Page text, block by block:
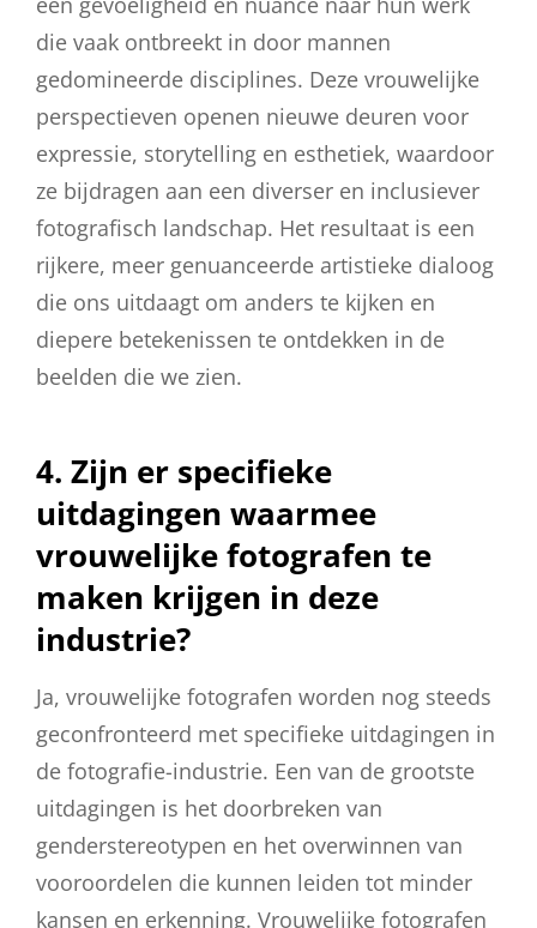
die vaak ontbreekt in door mannen
gedomineerde disciplines. Deze vrouwelijke
perspectieven openen nieuwe deuren voor
expressie, storytelling en esthetiek, waardoor
ze bijdragen aan een diverser en inclusiever
fotografisch landschap. Het resultaat is een
rijkere, meer genuanceerde artistieke dialoog
die ons uitdaagt om anders te kijken en
diepere betekenissen te ontdekken in de
beelden die we zien.
4. Zijn er specifieke
uitdagingen waarmee
vrouwelijke fotografen te
maken krijgen in deze
industrie?
Ja, vrouwelijke fotografen worden nog steeds
geconfronteerd met specifieke uitdagingen in
de fotografie-industrie. Een van de grootste
uitdagingen is het doorbreken van
genderstereotypen en het overwinnen van
vooroordelen die kunnen leiden tot minder
kansen en erkenning. Vrouwelijke fotografen